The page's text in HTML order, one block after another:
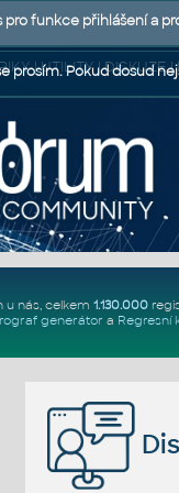
| UTILITY |
u nás, celkem 1.130.000
generátor a Regresní
funkce přihlášení a
prosím. Pokud dosud